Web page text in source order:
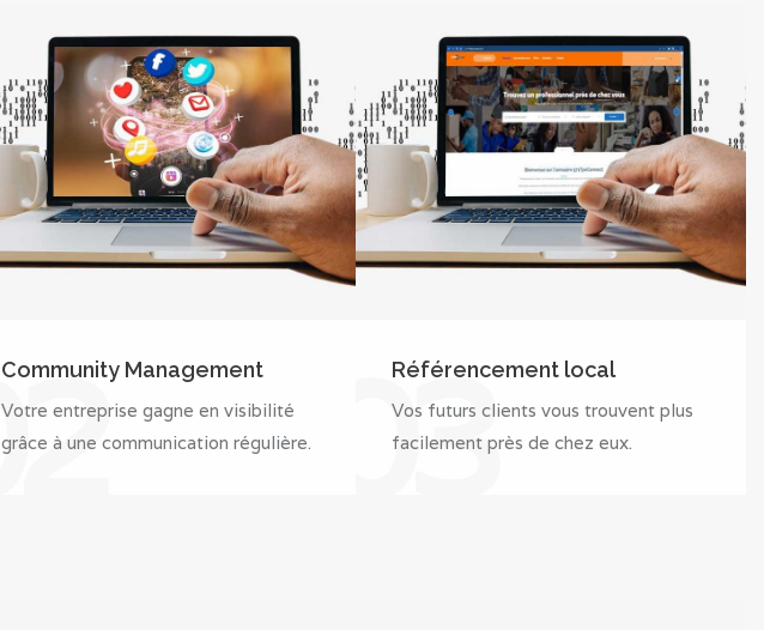
Community Management
Votre entreprise gagne en visibilité
grâce à une communication régulière.
02 Référencement local
Vos futurs clients vous trouvent plus
facilement près de chez eux.
03